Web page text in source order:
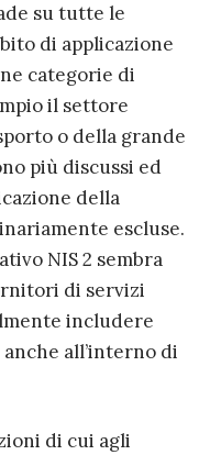
su tutte le
di applicazione
categorie di
il settore
o della grande
più discussi ed
della
escluse.
NIS 2 sembra
di servizi
includere
all’interno di
di cui agli